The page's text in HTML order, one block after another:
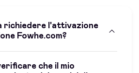
richiedere l'attivazione
Fowhe.com?
che il mio